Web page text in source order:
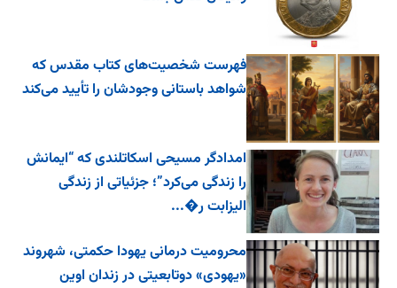
فهرست شخصیت‌های کتاب مقدس که
شواهد باستانی وجودشان را تأیید می‌کند
امدادگر مسیحی اسکاتلندی که “ایمانش
را زندگی می‌کرد”؛ جزئیاتی از زندگی
الیزابت ر�...
محرومیت درمانی یهودا حکمتی، شهروند
«یهودی» دوتابعیتی در زندان اوین